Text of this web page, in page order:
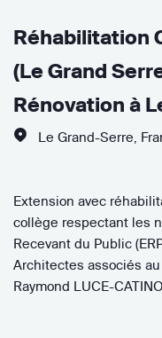
Réhabilitation
(Le Grand
Rénovation à
Le Grand-Serre
Extension avec
collège respectant les
Recevant du Public
Architectes associés
Raymond LUCE-